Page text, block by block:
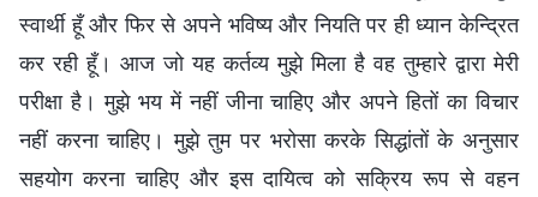
स्वार्थी हूँ और फिर से अपने भविष्य और नियति पर ही ध्यान केन्द्रित
कर रही हूँ। आज जो यह कर्तव्य मुझे मिला है वह तुम्हारे द्वारा मेरी
परीक्षा है। मुझे भय में नहीं जीना चाहिए और अपने हितों का विचार
नहीं करना चाहिए। मुझे तुम पर भरोसा करके सिद्धांतों के अनुसार
सहयोग करना चाहिए और इस दायित्व को सक्रिय रूप से वहन